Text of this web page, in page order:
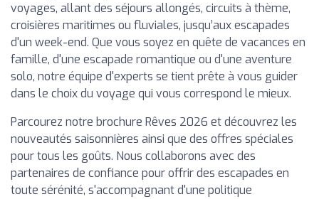
voyages, allant des séjours allongés, circuits à thème,
croisières maritimes ou fluviales, jusqu’aux escapades
d'un week-end. Que vous soyez en quête de vacances en
famille, d'une escapade romantique ou d'une aventure
solo, notre équipe d'experts se tient prête à vous guider
dans le choix du voyage qui vous correspond le mieux.
Parcourez notre brochure Rêves 2026 et découvrez les
nouveautés saisonnières ainsi que des offres spéciales
pour tous les goûts. Nous collaborons avec des
partenaires de confiance pour offrir des escapades en
toute sérénité, s'accompagnant d'une politique